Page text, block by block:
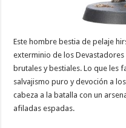
Este hombre bestia de pelaje
exterminio de los
brutales y bestiales. Lo que les
salvajismo puro y devoción a
cabeza a la batalla con un
afiladas espadas.